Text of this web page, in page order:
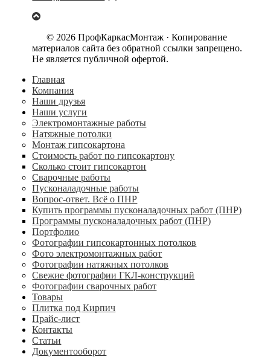
© 2026 ПрофКаркасМонтаж · Копирование
материалов сайта без обратной ссылки запрещено.
Не является публичной офертой.
Главная
Компания
Наши друзья
Наши услуги
Электромонтажные работы
Натяжные потолки
Монтаж гипсокартона
Стоимость работ по гипсокартону
Сколько стоит гипсокартон
Сварочные работы
Пусконаладочные работы
Вопрос-ответ. Всё о ПНР
Купить программы пусконаладочных работ (ПНР)
Программы пусконаладочных работ (ПНР)
Портфолио
Фотографии гипсокартонных потолков
Фото электромонтажных работ
Фотографии натяжных потолков
Свежие фотографии ГКЛ-конструкций
Фотографии сварочных работ
Товары
Плитка под Кирпич
Прайс-лист
Контакты
Статьи
Документооборот